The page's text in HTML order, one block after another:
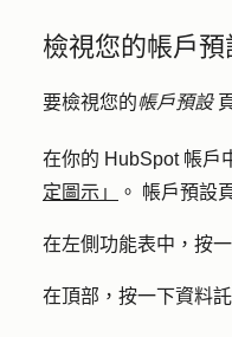
檢視您的帳戶預
要檢視您的帳戶預設
在你的 HubSpot 帳戶
定圖示」
。 帳戶預設
在左側功能表中，按
在頂部，按一下資料